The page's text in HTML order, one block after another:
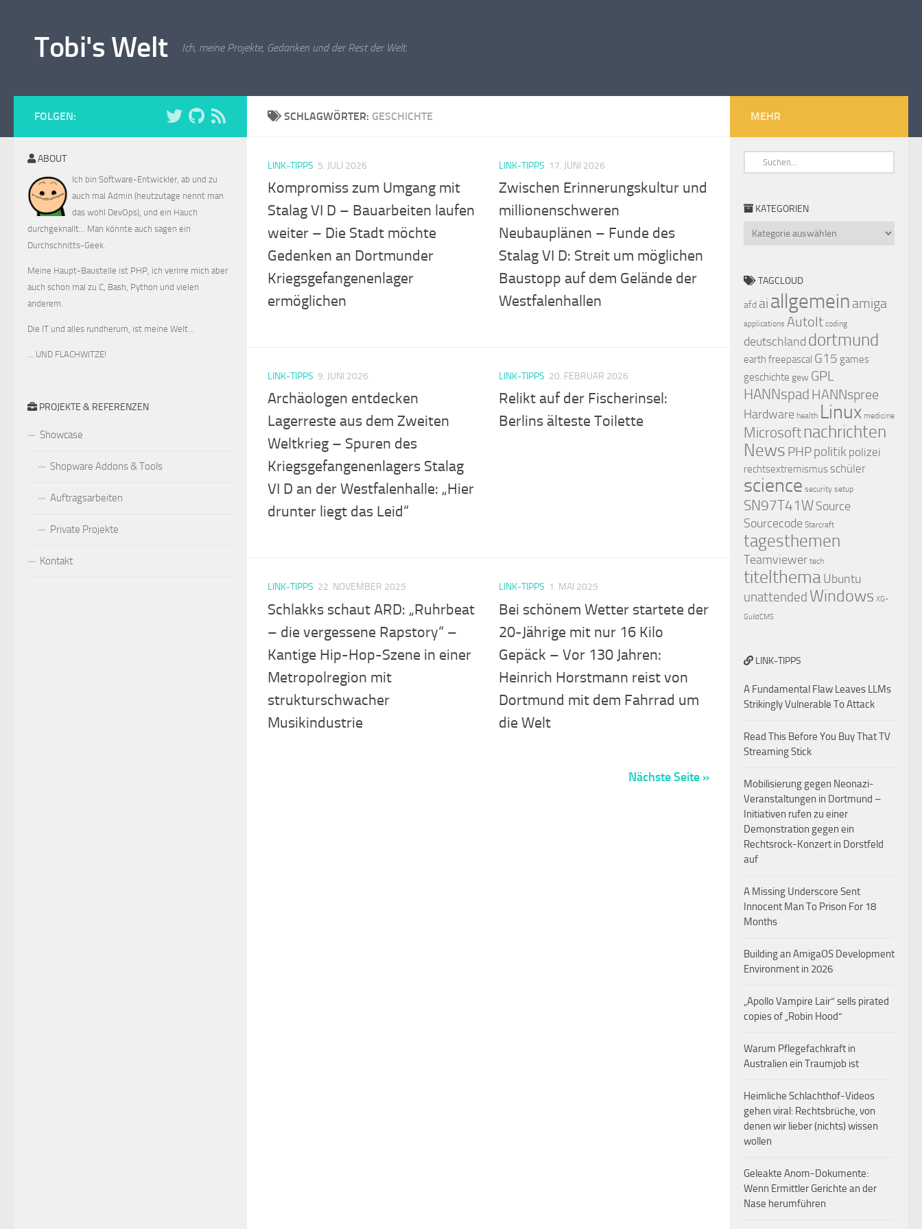
Tobi's Welt Ich, meine Projekte, Gedanken und der Rest der Welt.
SCHLAGWÖRTER: GESCHICHTE
LINK-TIPPS 5. JULI 2026
Kompromiss zum Umgang mit
Stalag VI D – Bauarbeiten laufen
weiter – Die Stadt möchte
Gedenken an Dortmunder
Kriegsgefangenenlager
ermöglichen
LINK-TIPPS 17. JUNI 2026
Zwischen Erinnerungskultur und
millionenschweren
Neubauplänen – Funde des
Stalag VI D: Streit um möglichen
Baustopp auf dem Gelände der
Westfalenhallen
LINK-TIPPS 9. JUNI 2026
Archäologen entdecken
Lagerreste aus dem Zweiten
Weltkrieg – Spuren des
Kriegsgefangenenlagers Stalag
VI D an der Westfalenhalle: „Hier
drunter liegt das Leid“
LINK-TIPPS 20. FEBRUAR 2026
Relikt auf der Fischerinsel:
Berlins älteste Toilette
LINK-TIPPS 22. NOVEMBER 2025
Schlakks schaut ARD: „Ruhrbeat
– die vergessene Rapstory“ –
Kantige Hip-Hop-Szene in einer
Metropolregion mit
strukturschwacher
Musikindustrie
LINK-TIPPS 1. MAI 2025
Bei schönem Wetter startete der
20-Jährige mit nur 16 Kilo
Gepäck – Vor 130 Jahren:
Heinrich Horstmann reist von
Dortmund mit dem Fahrrad um
die Welt
Nächste Seite »
FOLGEN:
ABOUT
Ich bin Software-Entwickler, ab und zu
auch mal Admin (heutzutage nennt man
das wohl DevOps), und ein Hauch
durchgeknallt... Man könnte auch sagen ein
Durchschnitts-Geek.
Meine Haupt-Baustelle ist PHP, ich verirre mich aber
auch schon mal zu C, Bash, Python und vielen
anderem.
Die IT und alles rundherum, ist meine Welt...
… UND FLACHWITZE!
PROJEKTE & REFERENZEN
Showcase
Shopware Addons & Tools
Auftragsarbeiten
Private Projekte
Kontakt
MEHR
KATEGORIEN
TAGCLOUD
afd ai allgemein amiga
applications AutoIt coding
deutschland dortmund
earth freepascal G15 games
geschichte gew GPL
HANNspad HANNspree
Hardware health Linux medicine
Microsoft nachrichten
News PHPpolitik polizei
rechtsextremismus schüler
science security setup
SN97T41WSource
Sourcecode Starcraft
tagesthemen
Teamviewer tech
titelthemaUbuntu
unattended Windows XG-
GuildCMS
LINK-TIPPS
A Fundamental Flaw Leaves LLMs
Strikingly Vulnerable To Attack
Read This Before You Buy That TV
Streaming Stick
Mobilisierung gegen Neonazi-
Veranstaltungen in Dortmund –
Initiativen rufen zu einer
Demonstration gegen ein
Rechtsrock-Konzert in Dorstfeld
auf
A Missing Underscore Sent
Innocent Man To Prison For 18
Months
Building an AmigaOS Development
Environment in 2026
„Apollo Vampire Lair“ sells pirated
copies of „Robin Hood“
Warum Pflegefachkraft in
Australien ein Traumjob ist
Heimliche Schlachthof-Videos
gehen viral: Rechtsbrüche, von
denen wir lieber (nichts) wissen
wollen
Geleakte Anom-Dokumente:
Wenn Ermittler Gerichte an der
Nase herumführen